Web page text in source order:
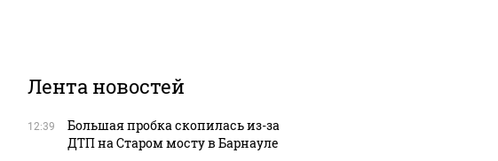
Лента новостей
12:39
Большая пробка скопилась из-за
ДТП на Старом мосту в Барнауле